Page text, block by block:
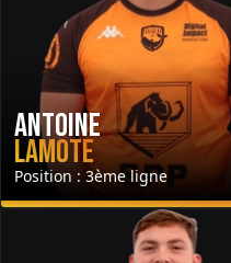
Antoine
Lamote
Position : 3ème ligne